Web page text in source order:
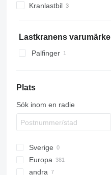
TKS
ZVKA
SGFSPA 3
Kranlastbil
Lastkranens varumärke
Palfinger
Plats
Sök inom en radie
Sverige
Europa
Tyskland
andra